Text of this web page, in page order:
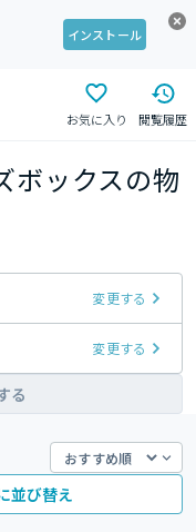
インストール
お気に入り 閲覧履歴
ボックスの物
変更する
変更する
る
並び替え